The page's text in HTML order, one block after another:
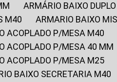
ARMÁRIO BAIXO
M40
ARMARIO BAIXO
ACOPLADO P/MESA M40
ACOPLADO P/MESA 40 MM
ACOPLADO P/MESA M25
BAIXO SECRETARIA M40